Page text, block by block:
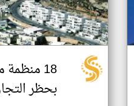
18
بحظر